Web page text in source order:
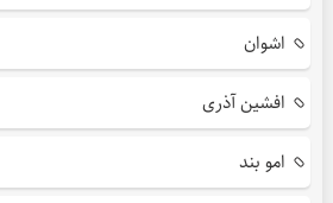
اشوان
افشین آذری
امو بند